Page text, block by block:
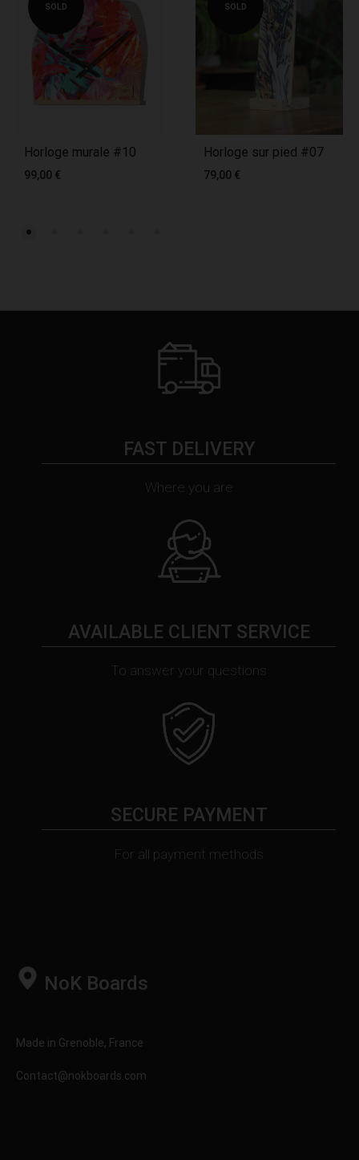
SOLD
Horloge murale #10
99,00 €
SOLD
Horloge sur pied #07
79,00 €
FAST DELIVERY
Where you are
AVAILABLE CLIENT SERVICE
To answer your questions
SECURE PAYMENT
For all payment methods
NoK Boards
Made in Grenoble, France
Contact@nokboards.com